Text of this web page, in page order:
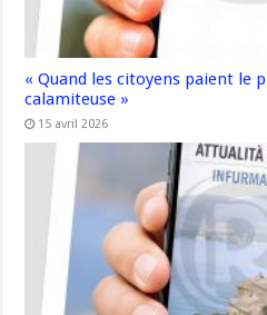
« Quand les citoyens paient le
calamiteuse »
15 avril 2026